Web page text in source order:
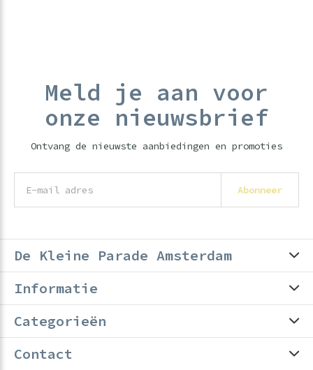
Meld je aan voor
onze nieuwsbrief
Ontvang de nieuwste aanbiedingen en promoties
Abonneer
De Kleine Parade Amsterdam
Informatie
Categorieën
Contact